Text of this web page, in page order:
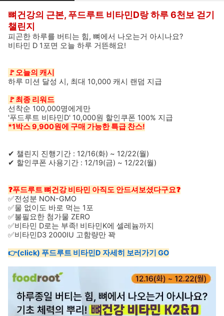
뼈건강의 근본, 푸드루트 비타민D랑 하루 6천보 걷기
챌린지
피곤한 하루를 버티는 힘, 뼈에서 나오는거 아시나요?
비타민 D 1포면 오늘 하루 거뜬해요!
🚩오늘의 캐시
하루 미션 달성 시, 최대 10,000 캐시 랜덤 지급
🚩최종 리워드
선착순 100,000명에게만
'푸드루트 비타민D' 10,000원 할인쿠폰 100% 지급
*1박스 9,900원에 구매 가능한 특급 찬스!
✔ 챌린지 진행기간 : 12/16(화) ~ 12/22(월)
✔ 할인쿠폰 사용기간 : 12/19(금) ~ 12/22(월)
❓푸드루트 뼈건강 비타민 아직도 안드셔보셨다구요❓
✅전성분 NON-GMO
✅물 없이도 바로 먹는 1포
✅불필요한 첨가물 ZERO
✅비타민 D로는 부족! 비타민K에 셀레늄까지
✅비타민D3 2000IU 고함량만 꽉
👉(click) 푸드루트 비타민D 자세히 보러가기 GO